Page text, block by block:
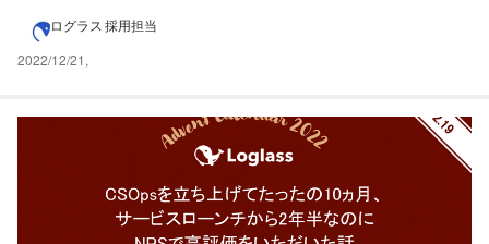
日noteを投稿してますので、是非ご覧ください。 もう2022年も残すと
ころあとわずか...
ログラス 採用担当
2022/12/21 ,